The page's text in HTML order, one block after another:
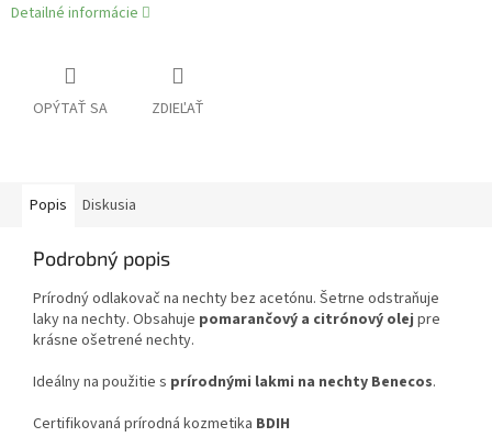
Detailné informácie
OPÝTAŤ SA ZDIEĽAŤ
Popis Diskusia
Podrobný popis
Prírodný odlakovač na nechty bez acetónu. Šetrne odstraňuje
laky na nechty. Obsahuje pomarančový a citrónový olej pre
krásne ošetrené nechty.
Ideálny na použitie s prírodnými lakmi na nechty Benecos.
Certifikovaná prírodná kozmetika BDIH